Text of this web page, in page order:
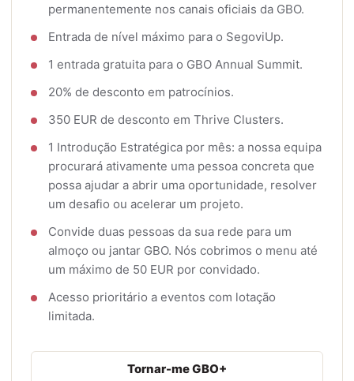
permanentemente nos canais oficiais da GBO.
Entrada de nível máximo para o SegoviUp.
1 entrada gratuita para o GBO Annual Summit.
20% de desconto em patrocínios.
350 EUR de desconto em Thrive Clusters.
1 Introdução Estratégica por mês: a nossa equipa
procurará ativamente uma pessoa concreta que
possa ajudar a abrir uma oportunidade, resolver
um desafio ou acelerar um projeto.
Convide duas pessoas da sua rede para um
almoço ou jantar GBO. Nós cobrimos o menu até
um máximo de 50 EUR por convidado.
Acesso prioritário a eventos com lotação
limitada.
Tornar-me GBO+